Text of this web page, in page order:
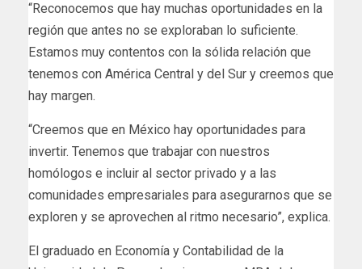
“Reconocemos que hay muchas oportunidades en la
región que antes no se exploraban lo suficiente.
Estamos muy contentos con la sólida relación que
tenemos con América Central y del Sur y creemos que
hay margen.
“Creemos que en México hay oportunidades para
invertir. Tenemos que trabajar con nuestros
homólogos e incluir al sector privado y a las
comunidades empresariales para asegurarnos que se
exploren y se aprovechen al ritmo necesario”, explica.
El graduado en Economía y Contabilidad de la